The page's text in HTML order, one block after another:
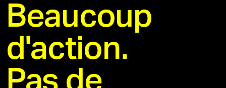
Beaucoup
d'action.
Pas de